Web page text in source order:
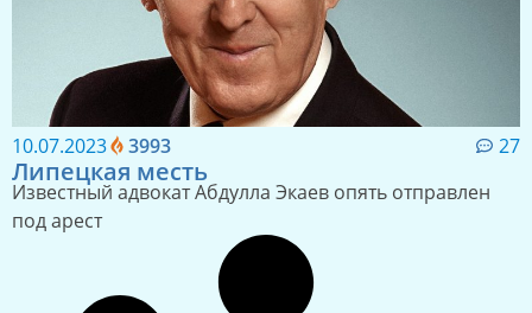
10.07.2023 3993 27
Липецкая месть
Известный адвокат Абдулла Экаев опять отправлен
под арест